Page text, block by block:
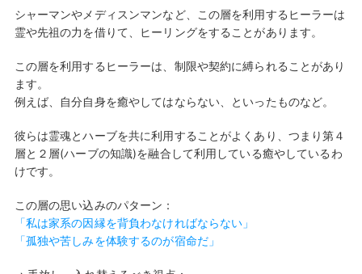
シャーマンやメディスンマンなど、この層を利用するヒーラーは
霊や先祖の力を借りて、ヒーリングをすることがあります。
この層を利用するヒーラーは、制限や契約に縛られることがあり
ます。
例えば、自分自身を癒やしてはならない、といったものなど。
彼らは霊魂とハーブを共に利用することがよくあり、つまり第４
層と２層(ハーブの知識)を融合して利用している癒やしているわ
けです。
この層の思い込みのパターン：
「私は家系の因縁を背負わなければならない」
「孤独や苦しみを体験するのが宿命だ」